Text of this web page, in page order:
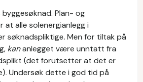
byggesøknad. Plan- og
at alle solenergianlegg i
søknadspliktige. Men for tiltak på
kananlegget være unntatt fra
(det forutsetter at det er
Undersøk dette i god tid på